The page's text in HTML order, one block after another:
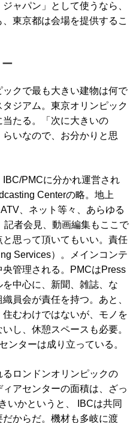
ャパン」として使うなら、
東京都は会場を提供するこ
クで最も大きい建物は何で
ジアム。東京オリンピック
たる。「次に大きいの
いなので、お分かりと思
PMCに分かれ運営され
Centerの略。地上
、ネット等々、あらゆる
者会見、動画編集もここで
思って頂いてもいい。責任
Services）。メインコンテ
管理される。PMCはPress
中心に、新聞、雑誌、な
員会が責任を持つ。あと、
むわけではないが、モノを
し、休憩スペースも必要。
ンターは成り立っている。
ロンドンオリンピックの
アセンターの面積は、ざっ
いかというと、 IBCは共同
からだ。機材も多岐に渡